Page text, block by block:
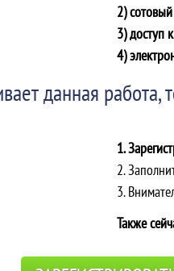
2)
3) доступ
4)
данная работа,
1.
2.
3.
Также